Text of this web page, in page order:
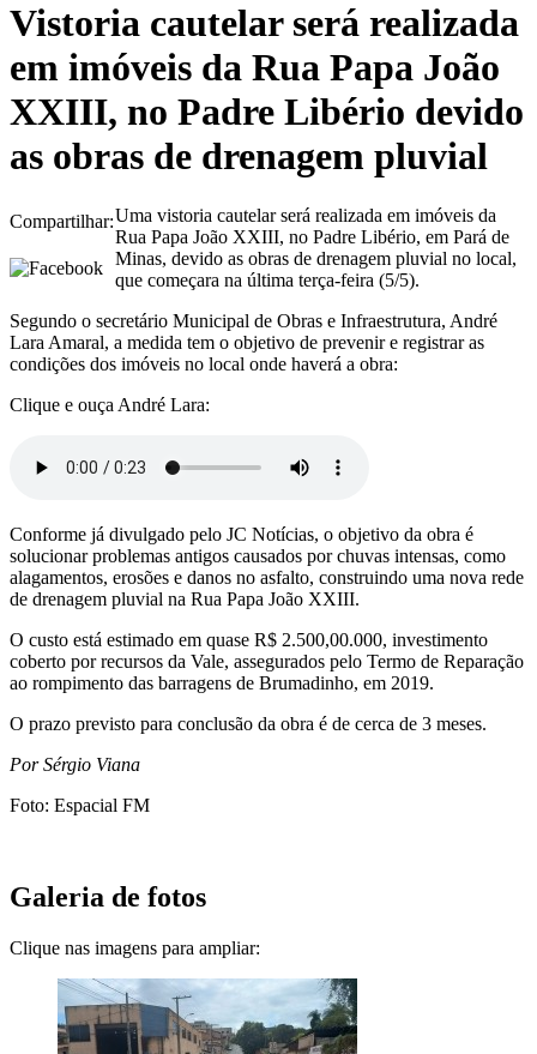
Vistoria cautelar será realizada
em imóveis da Rua Papa João
XXIII, no Padre Libério devido
as obras de drenagem pluvial
Compartilhar:Uma vistoria cautelar será realizada em imóveis da
Rua Papa João XXIII, no Padre Libério, em Pará de
Minas, devido as obras de drenagem pluvial no local,
que começara na última terça-feira (5/5).
Segundo o secretário Municipal de Obras e Infraestrutura, André
Lara Amaral, a medida tem o objetivo de prevenir e registrar as
condições dos imóveis no local onde haverá a obra:
Clique e ouça André Lara:
Conforme já divulgado pelo JC Notícias, o objetivo da obra é
solucionar problemas antigos causados por chuvas intensas, como
alagamentos, erosões e danos no asfalto, construindo uma nova rede
de drenagem pluvial na Rua Papa João XXIII.
O custo está estimado em quase R$ 2.500,00.000, investimento
coberto por recursos da Vale, assegurados pelo Termo de Reparação
ao rompimento das barragens de Brumadinho, em 2019.
O prazo previsto para conclusão da obra é de cerca de 3 meses.
Por Sérgio Viana
Foto: Espacial FM
Galeria de fotos
Clique nas imagens para ampliar: